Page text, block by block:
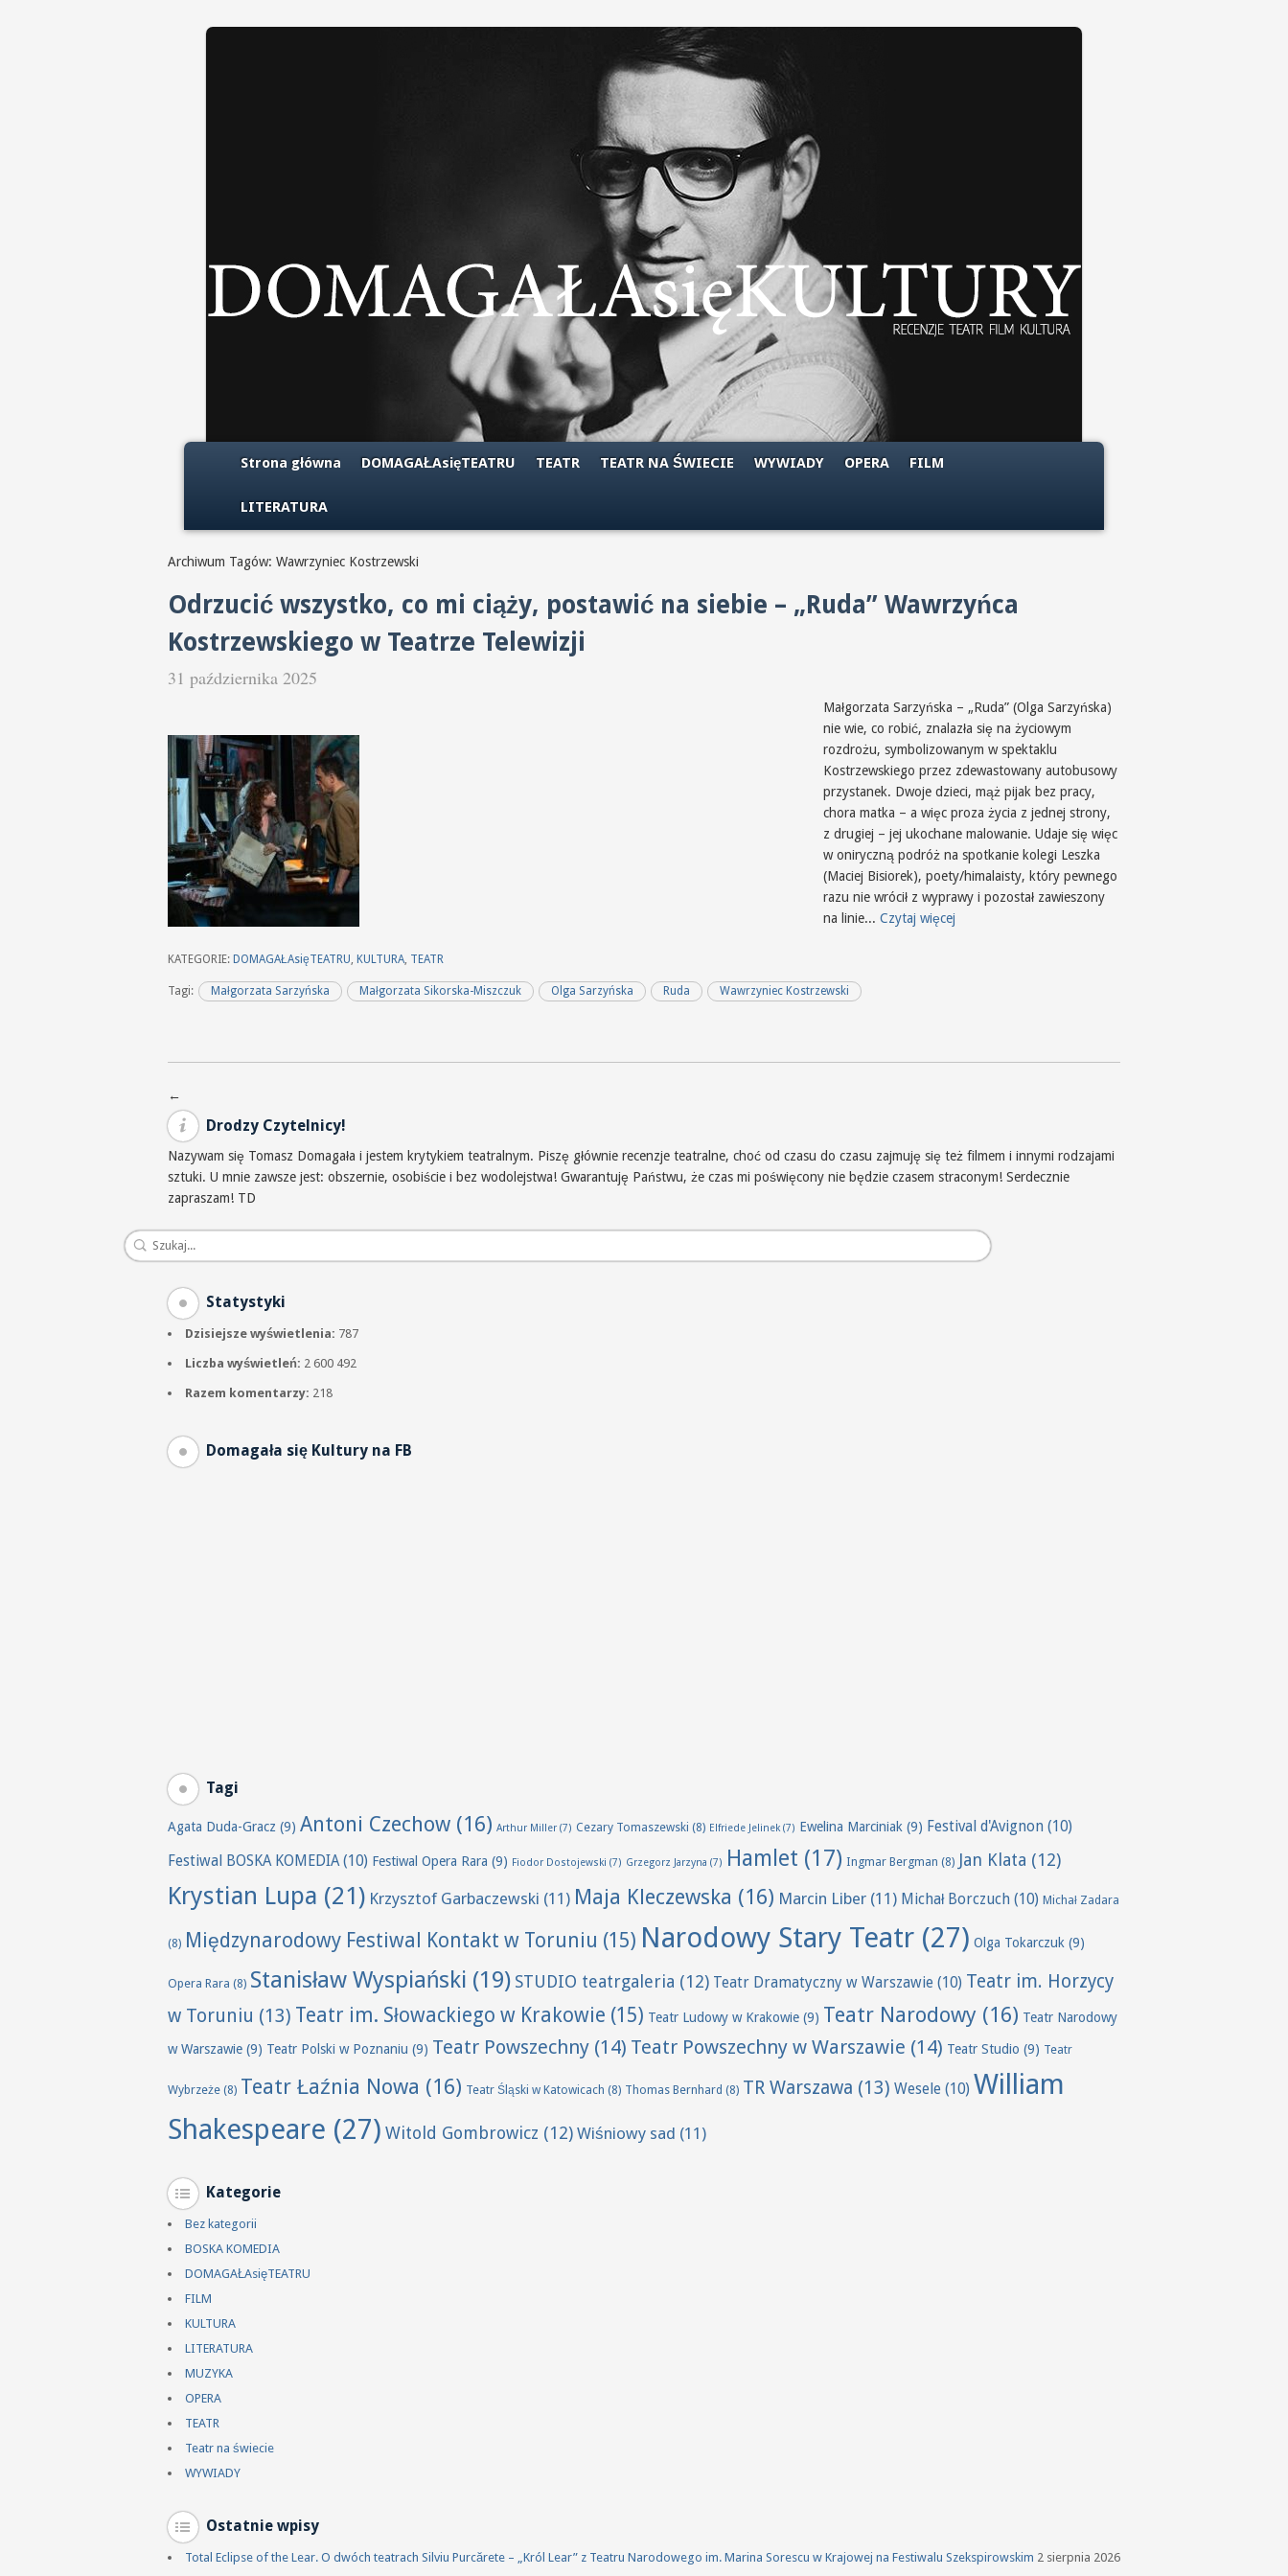
Strona główna DOMAGAŁAsięTEATRU TEATR TEATR NA ŚWIECIE WYWIADY OPERA FILM
LITERATURA
Archiwum Tagów: Wawrzyniec Kostrzewski
Odrzucić wszystko, co mi ciąży, postawić na siebie – „Ruda” Wawrzyńca
Kostrzewskiego w Teatrze Telewizji
31 października 2025
Małgorzata Sarzyńska – „Ruda” (Olga Sarzyńska)
nie wie, co robić, znalazła się na życiowym
rozdrożu, symbolizowanym w spektaklu
Kostrzewskiego przez zdewastowany autobusowy
przystanek. Dwoje dzieci, mąż pijak bez pracy,
chora matka – a więc proza życia z jednej strony,
z drugiej – jej ukochane malowanie. Udaje się więc
w oniryczną podróż na spotkanie kolegi Leszka
(Maciej Bisiorek), poety/himalaisty, który pewnego
razu nie wrócił z wyprawy i pozostał zawieszony
na linie... Czytaj więcej
KATEGORIE: DOMAGAŁAsięTEATRU KULTURA TEATR
Tagi: Małgorzata Sarzyńska Małgorzata Sikorska-Miszczuk Olga Sarzyńska Ruda Wawrzyniec Kostrzewski
Nawigacja po wpisach
←
Drodzy Czytelnicy!
Nazywam się Tomasz Domagała i jestem krytykiem teatralnym. Piszę głównie recenzje teatralne, choć od czasu do czasu zajmuję się też filmem i innymi rodzajami
sztuki. U mnie zawsze jest: obszernie, osobiście i bez wodolejstwa! Gwarantuję Państwu, że czas mi poświęcony nie będzie czasem straconym! Serdecznie
zapraszam! TD
Statystyki
Dzisiejsze wyświetlenia: 787
Liczba wyświetleń: 2 600 492
Razem komentarzy: 218
Domagała się Kultury na FB
Tagi
Agata Duda-Gracz (9) Antoni Czechow (16) Arthur Miller (7) Cezary Tomaszewski (8) Elfriede Jelinek(7) Ewelina Marciniak (9) Festival d'Avignon (10)
Festiwal BOSKA KOMEDIA(10) Festiwal Opera Rara (9) Fiodor Dostojewski (7) Grzegorz Jarzyna (7) Hamlet (17) Ingmar Bergman (8) Jan Klata (12)
Krystian Lupa (21) Krzysztof Garbaczewski (11) Maja Kleczewska (16) Marcin Liber (11) Michał Borczuch (10) Michał Zadara
(8) Międzynarodowy Festiwal Kontakt w Toruniu (15) Narodowy Stary Teatr (27) Olga Tokarczuk (9)
Opera Rara (8) Stanisław Wyspiański (19) STUDIO teatrgaleria (12) Teatr Dramatyczny w Warszawie (10) Teatr im. Horzycy
w Toruniu (13) Teatr im. Słowackiego w Krakowie (15) Teatr Ludowy w Krakowie (9) Teatr Narodowy (16) Teatr Narodowy
w Warszawie (9) Teatr Polski w Poznaniu (9) Teatr Powszechny (14) Teatr Powszechny w Warszawie (14) Teatr Studio (9) Teatr
Wybrzeże (8) Teatr Łaźnia Nowa (16) Teatr Śląski w Katowicach (8) Thomas Bernhard (8) TR Warszawa (13) Wesele (10) William
Shakespeare (27) Witold Gombrowicz (12) Wiśniowy sad (11)
Kategorie
Bez kategorii
BOSKA KOMEDIA
DOMAGAŁAsięTEATRU
FILM
KULTURA
LITERATURA
MUZYKA
OPERA
TEATR
Teatr na świecie
WYWIADY
Ostatnie wpisy
Total Eclipse of the Lear. O dwóch teatrach Silviu Purcărete – „Król Lear” z Teatru Narodowego im. Marina Sorescu w Krajowej na Festiwalu Szekspirowskim 2 sierpnia 2026